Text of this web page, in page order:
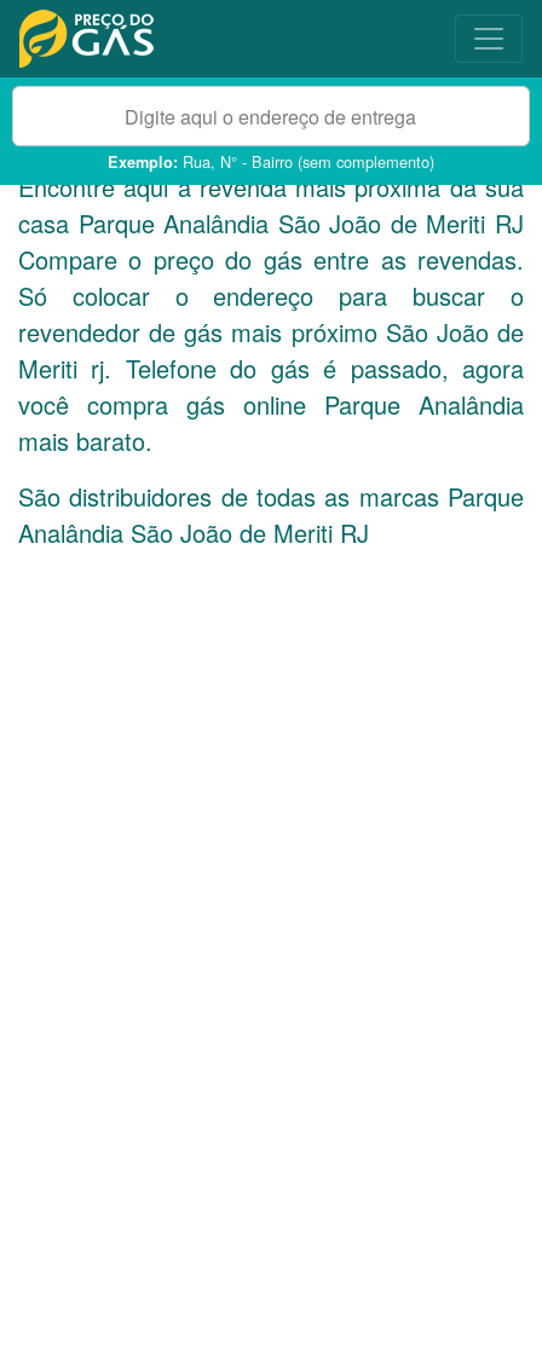
Exemplo: Rua, N° - Bairro (sem complemento)
Encontre aqui a revenda mais próxima da sua
casa Parque Analândia São João de Meriti RJ
Compare o preço do gás entre as revendas.
Só colocar o endereço para buscar o
revendedor de gás mais próximo São João de
Meriti rj. Telefone do gás é passado, agora
você compra gás online Parque Analândia
mais barato.
São distribuidores de todas as marcas Parque
Analândia São João de Meriti RJ